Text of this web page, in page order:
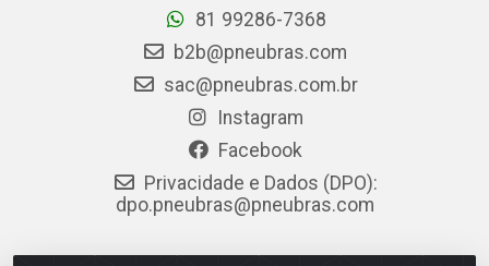
81 99286-7368
b2b@pneubras.com
sac@pneubras.com.br
Instagram
Facebook
Privacidade e Dados (DPO):
dpo.pneubras@pneubras.com